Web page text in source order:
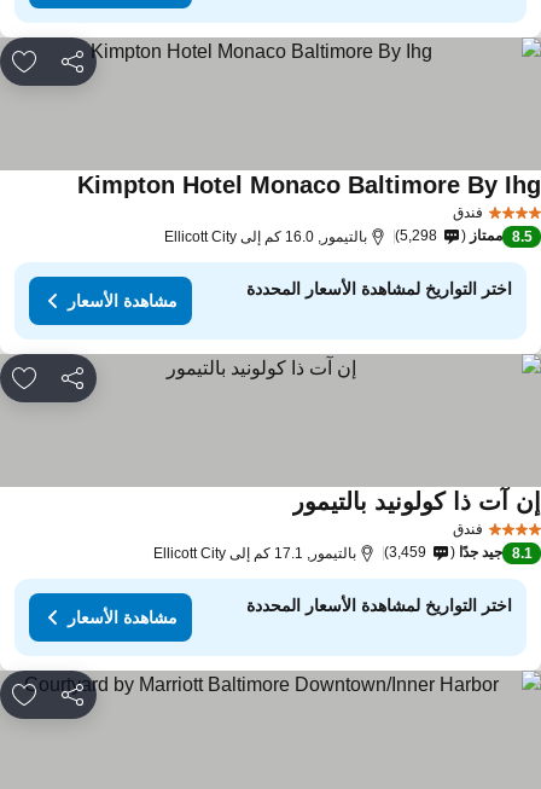
مشاركة
فندق
Kimpton Hotel Monaco Baltimore By
8.5 ممتاز 5,298 بالتيمور, 16.0 كم إلى Ellicott City
اختر التواريخ لمشاهدة الأسعار المحددة
مشاهدة الأسعار
مشاركة
فندق
آت ذا كولونيد بالتيمور
8.1 جيد جدًا 3,459 بالتيمور, 17.1 كم إلى Ellicott City
اختر التواريخ لمشاهدة الأسعار المحددة
مشاهدة الأسعار
مشاركة